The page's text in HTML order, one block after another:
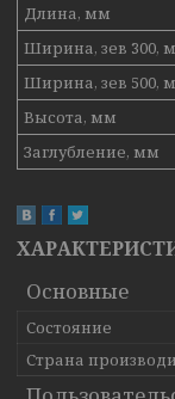
Длина, мм
Ширина, зев 300,
Ширина, зев 500,
Высота, мм
Заглубление, мм
Основные
Состояние
Страна